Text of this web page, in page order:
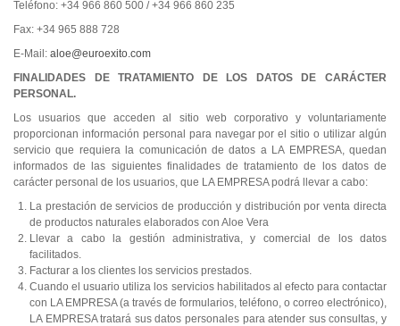
Teléfono: +34 966 860 500 / +34 966 860 235
Fax: +34 965 888 728
E-Mail: aloe@euroexito.com
FINALIDADES DE TRATAMIENTO DE LOS DATOS DE CARÁCTER
PERSONAL.
Los usuarios que acceden al sitio web corporativo y voluntariamente
proporcionan información personal para navegar por el sitio o utilizar algún
servicio que requiera la comunicación de datos a LA EMPRESA, quedan
informados de las siguientes finalidades de tratamiento de los datos de
carácter personal de los usuarios, que LA EMPRESA podrá llevar a cabo:
La prestación de servicios de producción y distribución por venta directa
de productos naturales elaborados con Aloe Vera
Llevar a cabo la gestión administrativa, y comercial de los datos
facilitados.
Facturar a los clientes los servicios prestados.
Cuando el usuario utiliza los servicios habilitados al efecto para contactar
con LA EMPRESA (a través de formularios, teléfono, o correo electrónico),
LA EMPRESA tratará sus datos personales para atender sus consultas, y